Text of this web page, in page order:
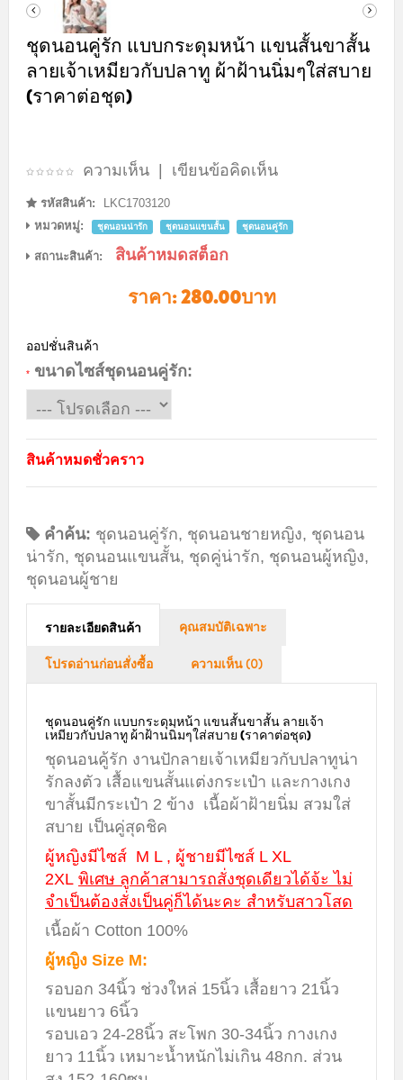
ชุดนอนคู่รัก แบบกระดุมหน้า แขนสั้นขาสั้น
ลายเจ้าเหมียวกับปลาทู ผ้าฝ้านนิ่มๆใส่สบาย
(ราคาต่อชุด)
ความเห็น | เขียนข้อคิดเห็น
รหัสสินค้า:
LKC1703120
หมวดหมู่:
ชุดนอนน่ารัก ชุดนอนแขนสั้น ชุดนอนคู่รัก
สถานะสินค้า: สินค้าหมดสต็อก
ราคา:280.00บาท
ออปชั่นสินค้า
* ขนาดไซส์ชุดนอนคู่รัก:
สินค้าหมดชั่วคราว
คำค้น: ชุดนอนคู่รัก, ชุดนอนชายหญิง, ชุดนอน
น่ารัก, ชุดนอนแขนสั้น, ชุดคู่น่ารัก, ชุดนอนผู้หญิง,
ชุดนอนผู้ชาย
รายละเอียดสินค้า คุณสมบัติเฉพาะ
โปรดอ่านก่อนสั่งซื้อ ความเห็น (0)
ชุดนอนคู่รัก แบบกระดุมหน้า แขนสั้นขาสั้น ลายเจ้า
เหมียวกับปลาทู ผ้าฝ้านนิ่มๆใส่สบาย (ราคาต่อชุด)
ชุดนอนคู้รัก งานปักลายเจ้าเหมียวกับปลาทูน่า
รักลงตัว เสื้อแขนสั้นแต่งกระเป๋า และกางเกง
ขาสั้นมีกระเป๋า 2 ข้าง เนื้อผ้าฝ้ายนิ่ม สวมใส่
สบาย เป็นคู่สุดชิค
ผู้หญิงมีไซส์ M L , ผู้ชายมีไซส์ L XL
2XL พิเศษ ลูกค้าสามารถสั่งชุดเดียวได้จ้ะ ไม่
จำเป็นต้องสั่งเป็นคู่ก็ได้นะคะ สำหรับสาวโสด
เนื้อผ้า Cotton 100%
ผู้หญิง Size M:
รอบอก 34นิ้ว ช่วงใหล่ 15นิ้ว เสื้อยาว 21นิ้ว
แขนยาว 6นิ้ว
รอบเอว 24-28นิ้ว สะโพก 30-34นิ้ว กางเกง
ยาว 11นิ้ว เหมาะน้ำหนักไม่เกิน 48กก. ส่วน